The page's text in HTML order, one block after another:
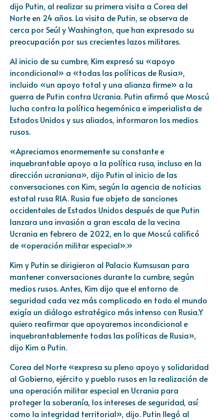
dijo Putin, al realizar su primera visita a Corea del
Norte en 24 años. La visita de Putin, se observa de
cerca por Seúl y Washington, que han expresado su
preocupación por sus crecientes lazos militares.
Al inicio de su cumbre, Kim expresó su «apoyo
incondicional» a «todas las políticas de Rusia»,
incluido «un apoyo total y una alianza firme» a la
guerra de Putin contra Ucrania. Putin afirmó que Moscú
lucha contra la política hegemónica e imperialista de
Estados Unidos y sus aliados, informaron los medios
rusos.
«Apreciamos enormemente su constante e
inquebrantable apoyo a la política rusa, incluso en la
dirección ucraniana», dijo Putin al inicio de las
conversaciones con Kim, según la agencia de noticias
estatal rusa RIA. Rusia fue objeto de sanciones
occidentales de Estados Unidos después de que Putin
lanzara una invasión a gran escala de la vecina
Ucrania en febrero de 2022, en lo que Moscú calificó
de «operación militar especial».»
Kim y Putin se dirigieron al Palacio Kumsusan para
mantener conversaciones durante la cumbre, según
medios rusos. Antes, Kim dijo que el entorno de
seguridad cada vez más complicado en todo el mundo
exigía un diálogo estratégico más intenso con Rusia.Y
quiero reafirmar que apoyaremos incondicional e
inquebrantablemente todas las políticas de Rusia»,
dijo Kim a Putin.
Corea del Norte «expresa su pleno apoyo y solidaridad
al Gobierno, ejército y pueblo rusos en la realización de
una operación militar especial en Ucrania para
proteger la soberanía, los intereses de seguridad, así
como la integridad territorial», dijo. Putin llegó al